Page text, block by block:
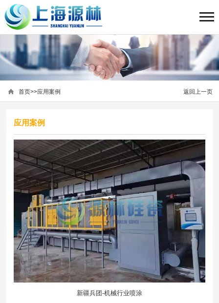
返回上一页
首页>>应用案例
应用案例
新疆兵团-机械行业喷涂